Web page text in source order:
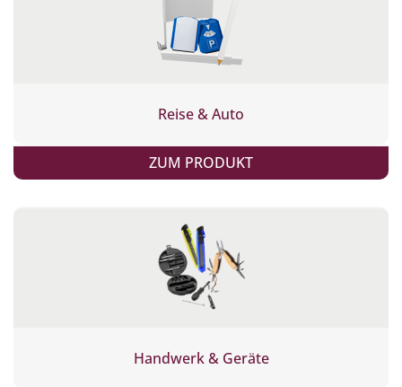
Reise & Auto
ZUM PRODUKT
Handwerk & Geräte